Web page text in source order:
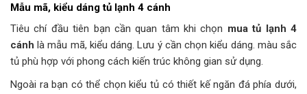
Mẫu mã, kiểu dáng tủ lạnh 4 cánh
Tiêu chí đầu tiên bạn cần quan tâm khi chọn mua tủ lạnh 4
cánh là mẫu mã, kiểu dáng. Lưu ý cần chọn kiểu dáng. màu sắc
tủ phù hợp với phong cách kiến trúc không gian sử dụng.
Ngoài ra bạn có thể chọn kiểu tủ có thiết kế ngăn đá phía dưới,